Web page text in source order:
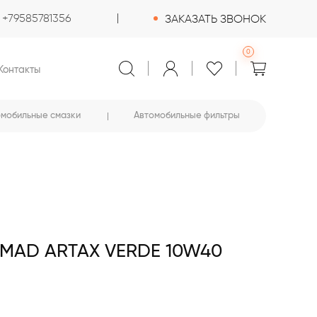
+79585781356 ЗАКАЗАТЬ ЗВОНОК
0
смазки Автомобильные фильтры
ARTAX VERDE 10W40